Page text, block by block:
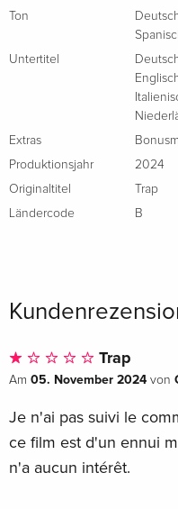
Ton
Untertitel
Extras
Produktionsjahr
2024
Originaltitel
Trap
Ländercode
B
Trap
Am 05. November 2024 von
Je n'ai pas suivi le
ce film est d'un ennui
n'a aucun intérêt.